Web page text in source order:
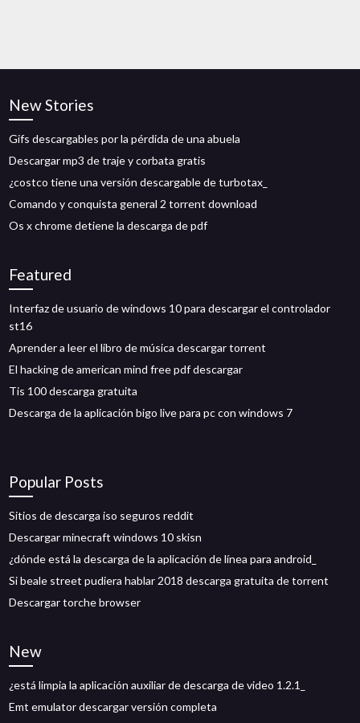
New Stories
Gifs descargables por la pérdida de una abuela
Descargar mp3 de traje y corbata gratis
¿costco tiene una versión descargable de turbotax_
Comando y conquista general 2 torrent download
Os x chrome detiene la descarga de pdf
Featured
Interfaz de usuario de windows 10 para descargar el controlador
st16
Aprender a leer el libro de música descargar torrent
El hacking de american mind free pdf descargar
Tis 100 descarga gratuita
Descarga de la aplicación bigo live para pc con windows 7
Popular Posts
Sitios de descarga iso seguros reddit
Descargar minecraft windows 10 skisn
¿dónde está la descarga de la aplicación de línea para android_
Si beale street pudiera hablar 2018 descarga gratuita de torrent
Descargar torche browser
New
¿está limpia la aplicación auxiliar de descarga de video 1.2.1_
Emt emulator descargar versión completa